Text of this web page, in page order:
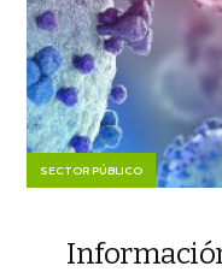
SECTOR PÚBLICO